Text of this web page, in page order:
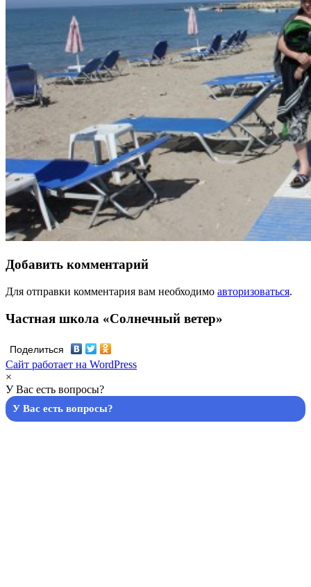
Добавить комментарий
Для отправки комментария вам необходимо авторизоваться.
Частная школа «Солнечный ветер»
Поделиться
Сайт работает на WordPress
×
У Вас есть вопросы?
У Вас есть вопросы?